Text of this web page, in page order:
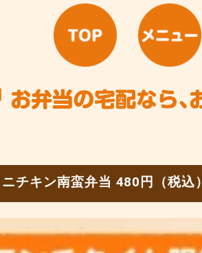
ニチキン南蛮弁当 480円（税込）